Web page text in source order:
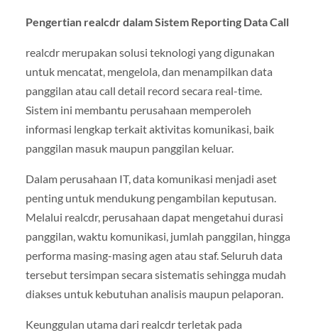
Pengertian realcdr dalam Sistem Reporting Data Call
realcdr merupakan solusi teknologi yang digunakan
untuk mencatat, mengelola, dan menampilkan data
panggilan atau call detail record secara real-time.
Sistem ini membantu perusahaan memperoleh
informasi lengkap terkait aktivitas komunikasi, baik
panggilan masuk maupun panggilan keluar.
Dalam perusahaan IT, data komunikasi menjadi aset
penting untuk mendukung pengambilan keputusan.
Melalui realcdr, perusahaan dapat mengetahui durasi
panggilan, waktu komunikasi, jumlah panggilan, hingga
performa masing-masing agen atau staf. Seluruh data
tersebut tersimpan secara sistematis sehingga mudah
diakses untuk kebutuhan analisis maupun pelaporan.
Keunggulan utama dari realcdr terletak pada